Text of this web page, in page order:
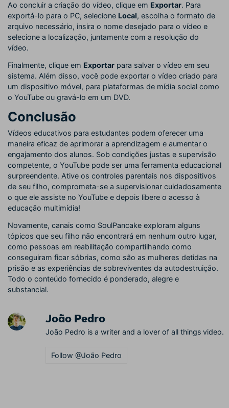
Ao concluir a criação do vídeo, clique em Exportar. Para
exportá-lo para o PC, selecione Local, escolha o formato de
arquivo necessário, insira o nome desejado para o vídeo e
selecione a localização, juntamente com a resolução do
vídeo.
Finalmente, clique em Exportar para salvar o vídeo em seu
sistema. Além disso, você pode exportar o vídeo criado para
um dispositivo móvel, para plataformas de mídia social como
o YouTube ou gravá-lo em um DVD.
Conclusão
Vídeos educativos para estudantes podem oferecer uma
maneira eficaz de aprimorar a aprendizagem e aumentar o
engajamento dos alunos. Sob condições justas e supervisão
competente, o YouTube pode ser uma ferramenta educacional
surpreendente. Ative os controles parentais nos dispositivos
de seu filho, comprometa-se a supervisionar cuidadosamente
o que ele assiste no YouTube e depois libere o acesso à
educação multimídia!
Novamente, canais como SoulPancake exploram alguns
tópicos que seu filho não encontrará em nenhum outro lugar,
como pessoas em reabilitação compartilhando como
conseguiram ficar sóbrias, como são as mulheres detidas na
prisão e as experiências de sobreviventes da autodestruição.
Todo o conteúdo fornecido é ponderado, alegre e
substancial.
João Pedro
João Pedro is a writer and a lover of all things video.
Follow @João Pedro